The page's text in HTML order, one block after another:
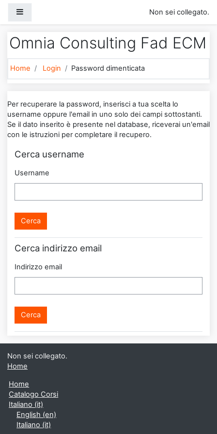
Non sei collegato.
Omnia Consulting Fad ECM
Home Login Password dimenticata
Per recuperare la password, inserisci a tua scelta lo
username oppure l'email in uno solo dei campi sottostanti.
Se il dato inserito è presente nel database, riceverai un'email
con le istruzioni per completare il recupero.
Cerca username
Username
Cerca indirizzo email
Indirizzo email
Non sei collegato.
Home
Home
Catalogo Corsi
Italiano ‎(it)‎
English ‎(en)‎
Italiano ‎(it)‎